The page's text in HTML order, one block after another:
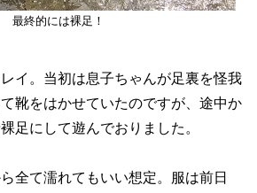
最終的には裸足！
イ。当初は息子ちゃんが足裏を怪我
靴をはかせていたのですが、途中か
足にして遊んでおりました。
全て濡れてもいい想定。服は前日